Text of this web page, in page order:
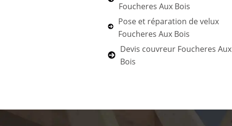
Foucheres Aux Bois
Pose et réparation de velux
Foucheres Aux Bois
Devis couvreur Foucheres Aux
Bois